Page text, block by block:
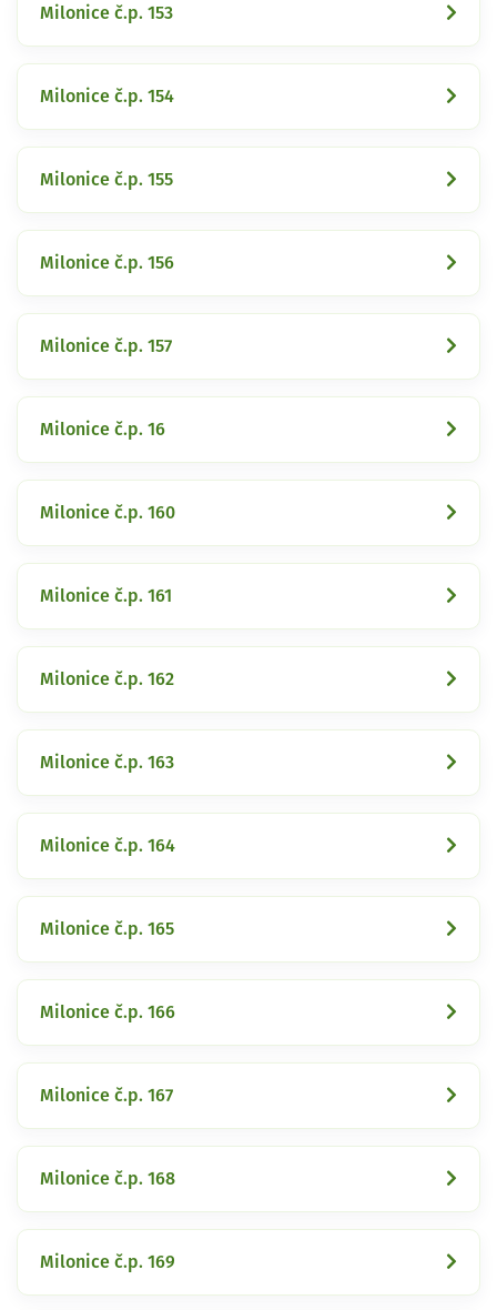
Milonice č.p. 153
Milonice č.p. 154
Milonice č.p. 155
Milonice č.p. 156
Milonice č.p. 157
Milonice č.p. 16
Milonice č.p. 160
Milonice č.p. 161
Milonice č.p. 162
Milonice č.p. 163
Milonice č.p. 164
Milonice č.p. 165
Milonice č.p. 166
Milonice č.p. 167
Milonice č.p. 168
Milonice č.p. 169